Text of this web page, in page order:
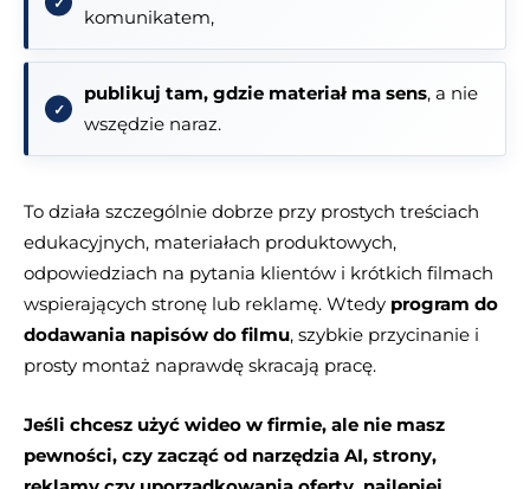
komunikatem,
publikuj tam, gdzie materiał ma sens, a nie
wszędzie naraz.
To działa szczególnie dobrze przy prostych treściach
edukacyjnych, materiałach produktowych,
odpowiedziach na pytania klientów i krótkich filmach
wspierających stronę lub reklamę. Wtedy program do
dodawania napisów do filmu, szybkie przycinanie i
prosty montaż naprawdę skracają pracę.
Jeśli chcesz użyć wideo w firmie, ale nie masz
pewności, czy zacząć od narzędzia AI, strony,